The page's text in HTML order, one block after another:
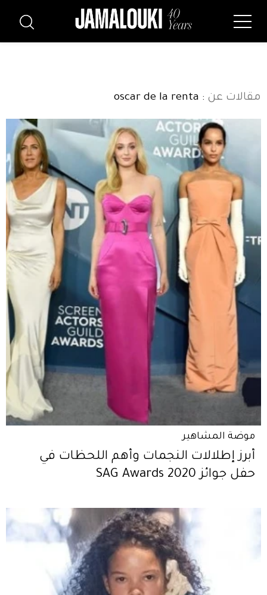
مقالات عن : oscar de la renta
موضة المشاهير
أبرز إطلالات النجمات وأهم اللحظات في
حفل جوائز SAG Awards 2020